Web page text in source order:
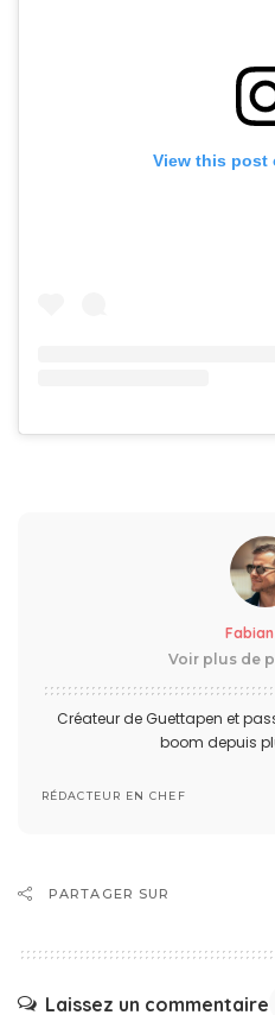
View this post
Voir plus de
Créateur de Guettapen et
boom depuis
RÉDACTEUR EN CHEF
PARTAGER SUR
Laissez un commentaire